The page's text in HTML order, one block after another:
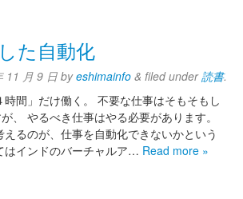
た自動化
11 月 9 日 byeshimainfo & filed under読書.
時間」だけ働く。 不要な仕事はそもそもし
、 やるべき仕事はやる必要があります。
るのが、仕事を自動化できないかという
はインドのバーチャルア… Read more »